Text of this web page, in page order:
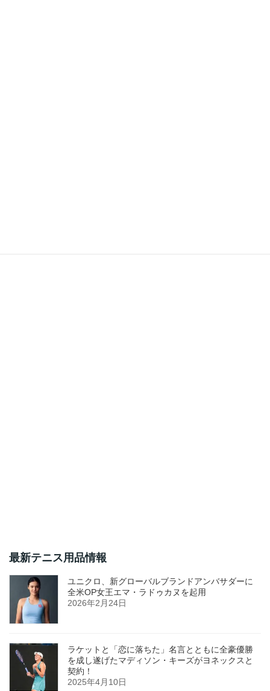
最新テニス用品情報
ユニクロ、新グローバルブランドアンバサダーに
全米OP女王エマ・ラドゥカヌを起用
2026年2月24日
ラケットと「恋に落ちた」名言とともに全豪優勝
を成し遂げたマディソン・キーズがヨネックスと
契約！
2025年4月10日